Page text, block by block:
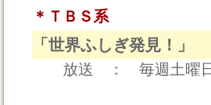
＊ＴＢＳ系
「世界ふしぎ発見！」
放送 ： 毎週土曜日